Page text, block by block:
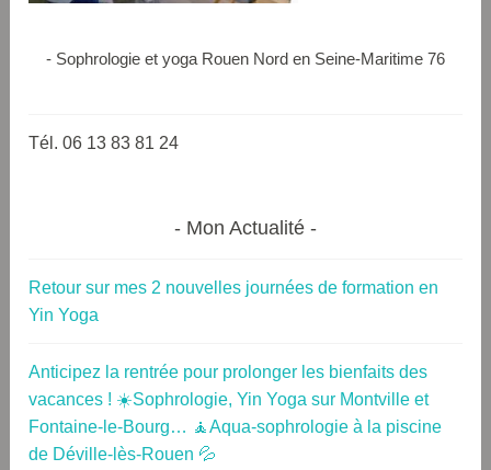
- Sophrologie et yoga Rouen Nord en Seine-Maritime 76
Tél. 06 13 83 81 24
Mon Actualité
Retour sur mes 2 nouvelles journées de formation en
Yin Yoga
Anticipez la rentrée pour prolonger les bienfaits des
vacances ! ☀️Sophrologie, Yin Yoga sur Montville et
Fontaine-le-Bourg… 🧘Aqua-sophrologie à la piscine
de Déville-lès-Rouen 💦